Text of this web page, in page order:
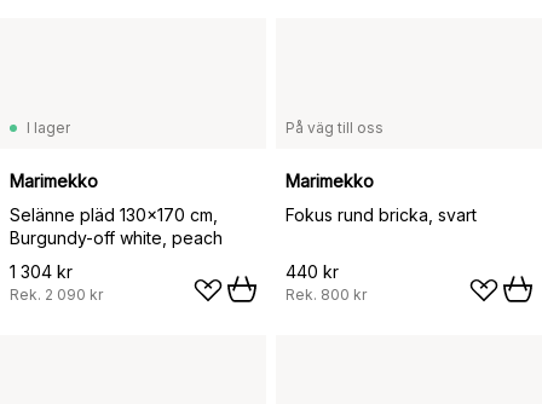
I lager
Marimekko
Selänne pläd 130x170 cm,
Burgundy-off white, peach
1 304 kr
Rek. 2 090 kr
På väg till oss
Marimekko
Fokus rund bricka, svart
440 kr
Rek. 800 kr